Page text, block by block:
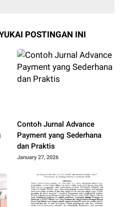
POSTINGAN INI
Contoh Jurnal Advance
Payment yang Sederhana
dan Praktis
January 27, 2026